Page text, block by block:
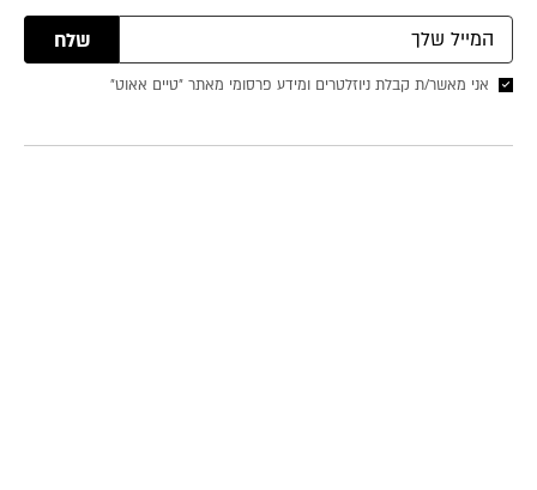
שלח
אני מאשר/ת קבלת ניוזלטרים ומידע פרסומי מאתר ״טיים אאוט״